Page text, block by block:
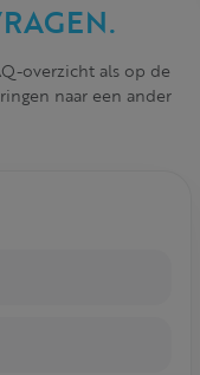
overzicht als op de
naar een ander